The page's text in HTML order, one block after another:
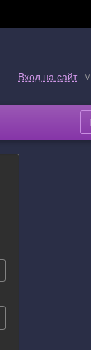
Вход на сайт